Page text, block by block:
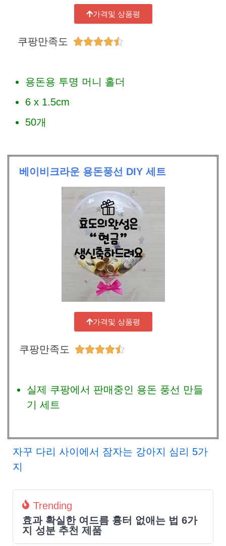
가격및 상품평
쿠팡만족도 
용돈용 투명 머니 홀더
6 x 1.5cm
50개
베이비크라운 용돈풍선 DIY 세트
가격및 상품평
쿠팡만족도 
실제 쿠팡에서 판매중인 용돈 풍선 만들
기 세트
자꾸 다리 사이에서 잠자는 강아지 심리 5가
지
Trending
효과 확실한 여드름 흉터 없애는 법 6가
지 성분 추천 제품